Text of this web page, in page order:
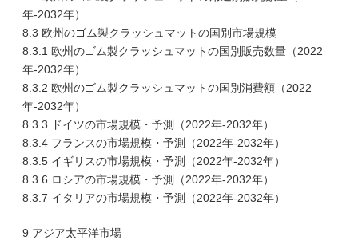
年-2032年）
8.3 欧州のゴム製クラッシュマットの国別市場規模
8.3.1 欧州のゴム製クラッシュマットの国別販売数量（2022
年-2032年）
8.3.2 欧州のゴム製クラッシュマットの国別消費額（2022
年-2032年）
8.3.3 ドイツの市場規模・予測（2022年-2032年）
8.3.4 フランスの市場規模・予測（2022年-2032年）
8.3.5 イギリスの市場規模・予測（2022年-2032年）
8.3.6 ロシアの市場規模・予測（2022年-2032年）
8.3.7 イタリアの市場規模・予測（2022年-2032年）
9 アジア太平洋市場